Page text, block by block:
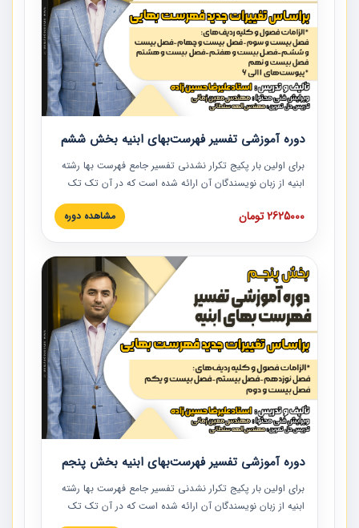
دوره آموزشی تفسیر فهرست‌بهای ابنیه بخش ششم
برای اولین بار پکیج تکرار نشدنی تفسیر جامع فهرست بها رشته
ابنیه از زبان نویسندگان آن ارائه شده است که در آن تک تک
ردیف ها و مطالب فهرست بها تفسیر و ارائه شده است. این
دوره به صورت کامل تصویری بوده و به همراه تصاویر عملیات
دوره با کلام مهندس علیرضاحسین‌زاده مدیر پروژه مهندسی
مشاور در امر بازنگری فهرست بها رشته ابنیه ارائه شده و به تمام
همکارانی که در حوزه صنعت ساخت در حال فعالیت هستند حتما
توصیه می کنیم از مطالب این دوره استفاده نمایند.
2625000 تومان مشاهده دوره
دوره آموزشی تفسیر فهرست‌بهای ابنیه بخش پنجم
برای اولین بار پکیج تکرار نشدنی تفسیر جامع فهرست بها رشته
ابنیه از زبان نویسندگان آن ارائه شده است که در آن تک تک
ردیف ها و مطالب فهرست بها تفسیر و ارائه شده است. این